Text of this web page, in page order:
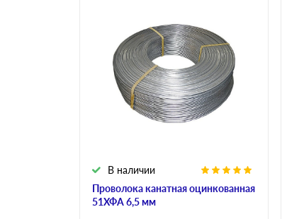
Проволока канатная оцинкованная
51ХФА 6,5 мм
В наличии